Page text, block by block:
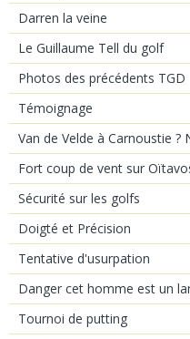
Darren la veine
Le Guillaume Tell du golf
Photos des précédents TGD
Témoignage
Van de Velde à Carnoustie ?
Fort coup de vent sur
Sécurité sur les golfs
Doigté et Précision
Tentative d'usurpation
Danger cet homme est un
Tournoi de putting